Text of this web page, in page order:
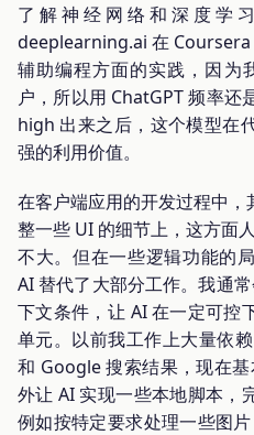
了解神经网络和深度学
deeplearning.ai 在 Coursera
辅助编程方面的实践，因为
户，所以用 ChatGPT 频率
high 出来之后，这个模型在
强的利用价值。
在客户端应用的开发过程中
整一些 UI 的细节上，这方面
不大。但在一些逻辑功能的
AI 替代了大部分工作。我通
下文条件，让 AI 在一定可控
单元。以前我工作上大量依
和 Google 搜索结果，现在
外让 AI 实现一些本地脚本，
例如按特定要求处理一些图